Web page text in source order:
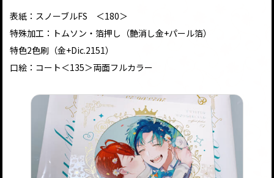
表紙：スノーブルFS ＜180＞
特殊加工：トムソン・箔押し（艶消し金+パール箔）
特色2色刷（金+Dic.2151）
口絵：コート＜135＞両面フルカラー